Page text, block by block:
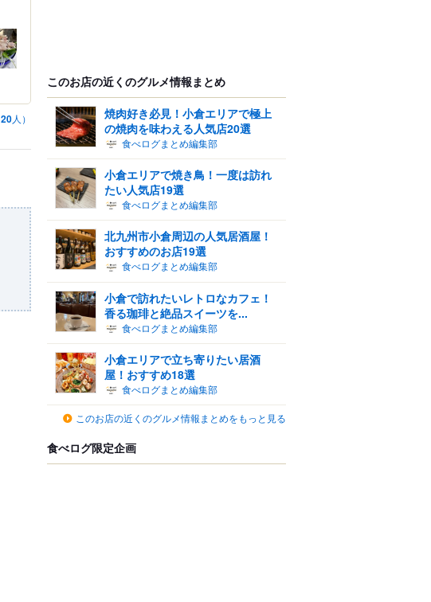
20人）
このお店の近くのグルメ情報まとめ
焼肉好き必見！小倉エリアで極上
の焼肉を味わえる人気店20選
食べログまとめ編集部
小倉エリアで焼き鳥！一度は訪れ
たい人気店19選
食べログまとめ編集部
北九州市小倉周辺の人気居酒屋！
おすすめのお店19選
食べログまとめ編集部
小倉で訪れたいレトロなカフェ！
香る珈琲と絶品スイーツを...
食べログまとめ編集部
小倉エリアで立ち寄りたい居酒
屋！おすすめ18選
食べログまとめ編集部
このお店の近くのグルメ情報まとめをもっと見る
食べログ限定企画